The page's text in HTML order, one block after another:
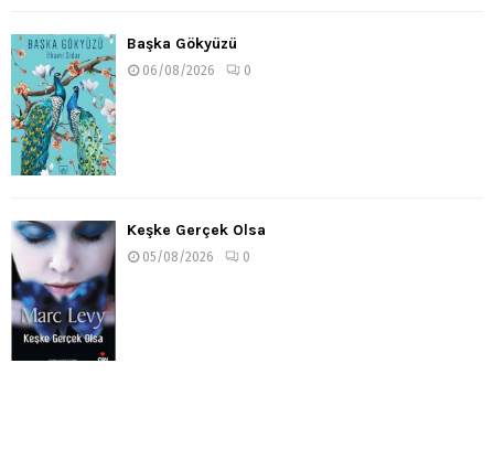
Başka Gökyüzü
06/08/2026 0
Keşke Gerçek Olsa
05/08/2026 0